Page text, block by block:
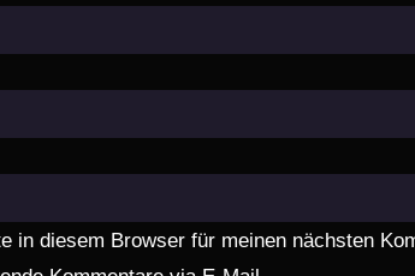
in diesem Browser für meinen nächsten